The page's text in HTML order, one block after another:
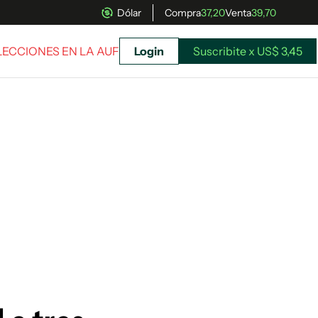
Dólar Compra37,20Venta39,70
EN LA AUF Login Suscribite x US$ 3,45